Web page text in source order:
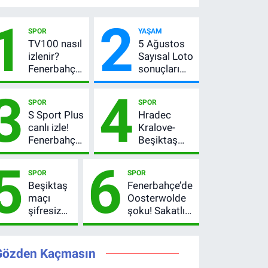
SPOR
TV100 nasıl
izlenir?
Fenerbahçe-
Sturm Graz
şifresiz
canlı yayın
bilgileri
2 YAŞAM
5 Ağustos
Sayısal Loto
sonuçları
açıklandı!
TL devretti
SPOR
S Sport Plus
canlı izle!
Fenerbahçe-
Sturm Graz
izlenir?
4 SPOR
Hradec
Kralove-
Beşiktaş
maçı ne
kaçta?
Şifresiz
UEFA
Avrupa Ligi
3. Ön Eleme
SPOR
Beşiktaş
maçı
şifresiz
mi?
Kralove-
Beşiktaş
6 SPOR
Fenerbahçe’de
Oosterwolde
şoku! Sakatlığı
ciddi mi, kaç
Kaçmasın